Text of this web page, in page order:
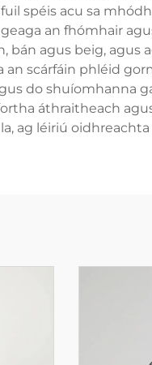
spéis acu sa
an fhómhair
bán agus beig,
scárfáin phléid
do shuíomhanna
áthraitheach
ag léiriú